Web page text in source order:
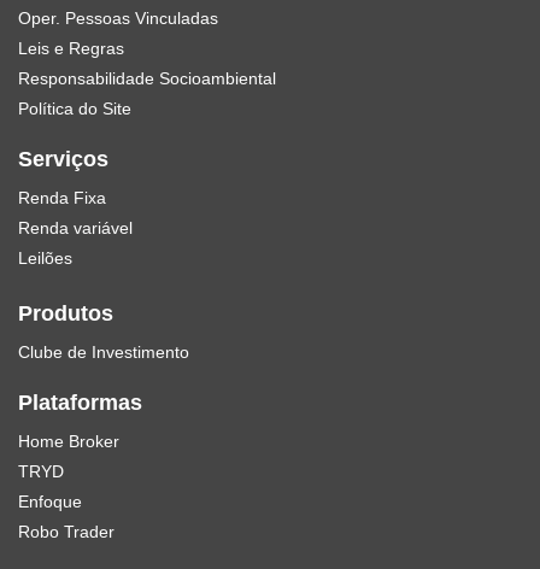
Oper. Pessoas Vinculadas
Leis e Regras
Responsabilidade Socioambiental
Política do Site
Serviços
Renda Fixa
Renda variável
Leilões
Produtos
Clube de Investimento
Plataformas
Home Broker
TRYD
Enfoque
Robo Trader